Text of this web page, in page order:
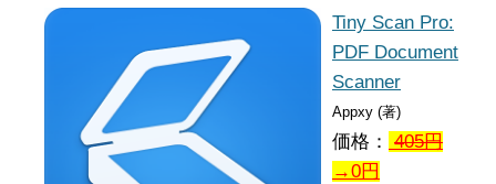
Tiny Scan Pro:
PDF Document
Scanner
Appxy (著)
価格： 405円
→0円